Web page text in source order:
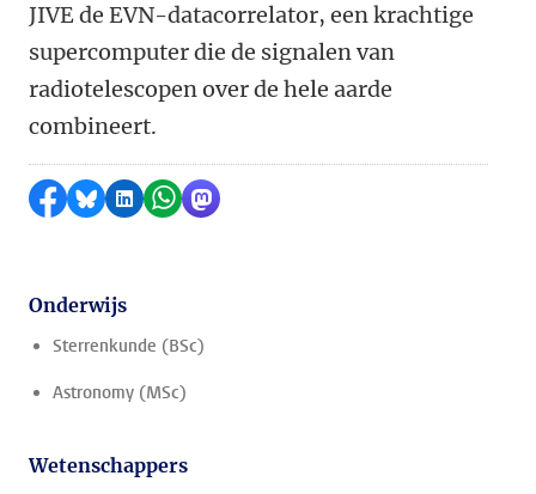
JIVE de EVN-datacorrelator, een krachtige
supercomputer die de signalen van
radiotelescopen over de hele aarde
combineert.
Delen op Facebook
Delen via Bluesky
Delen op LinkedIn
Delen via WhatsApp
Delen via Mastodon
Onderwijs
Sterrenkunde (BSc)
Astronomy (MSc)
Wetenschappers